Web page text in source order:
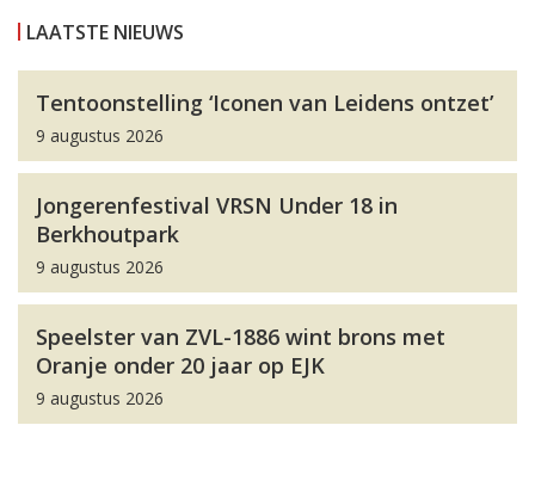
LAATSTE NIEUWS
Tentoonstelling ‘Iconen van Leidens ontzet’
9 augustus 2026
Jongerenfestival VRSN Under 18 in
Berkhoutpark
9 augustus 2026
Speelster van ZVL-1886 wint brons met
Oranje onder 20 jaar op EJK
9 augustus 2026